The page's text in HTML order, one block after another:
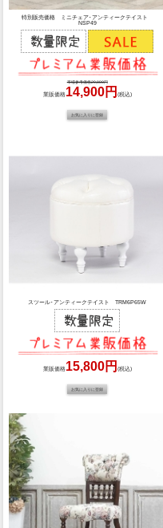
特別販売価格 ミニチェア･アンティークテイスト
NSP49
市場参考価格29,800円
業販価格14,900円 (税込)
スツール･アンティークテイスト TRM6P65W
業販価格15,800円 (税込)